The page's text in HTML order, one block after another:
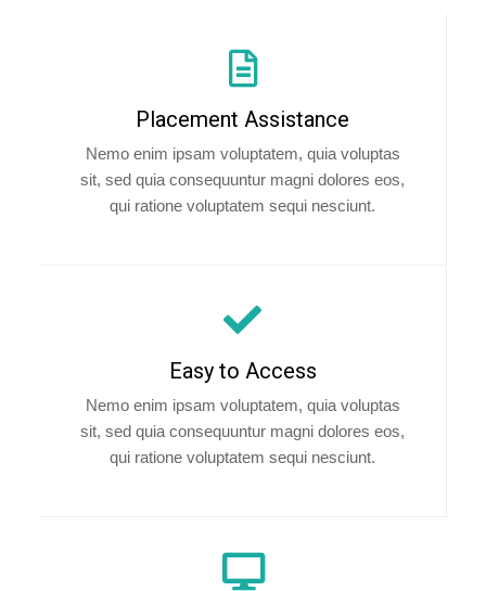
Placement Assistance
Nemo enim ipsam voluptatem, quia voluptas
sit, sed quia consequuntur magni dolores eos,
qui ratione voluptatem sequi nesciunt.
Easy to Access
Nemo enim ipsam voluptatem, quia voluptas
sit, sed quia consequuntur magni dolores eos,
qui ratione voluptatem sequi nesciunt.